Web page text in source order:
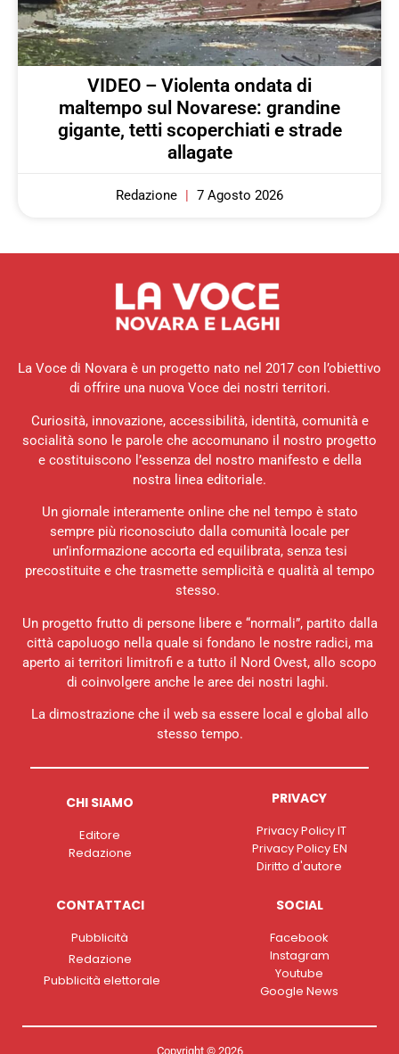
VIDEO – Violenta ondata di
maltempo sul Novarese: grandine
gigante, tetti scoperchiati e strade
allagate
Redazione 7 Agosto 2026
La Voce di Novara è un progetto nato nel 2017 con l’obiettivo
di offrire una nuova Voce dei nostri territori.
Curiosità, innovazione, accessibilità, identità, comunità e
socialità sono le parole che accomunano il nostro progetto
e costituiscono l’essenza del nostro manifesto e della
nostra linea editoriale.
Un giornale interamente online che nel tempo è stato
sempre più riconosciuto dalla comunità locale per
un’informazione accorta ed equilibrata, senza tesi
precostituite e che trasmette semplicità e qualità al tempo
stesso.
Un progetto frutto di persone libere e “normali”, partito dalla
città capoluogo nella quale si fondano le nostre radici, ma
aperto ai territori limitrofi e a tutto il Nord Ovest, allo scopo
di coinvolgere anche le aree dei nostri laghi.
La dimostrazione che il web sa essere local e global allo
stesso tempo.
CHI SIAMO
Editore
Redazione
PRIVACY
Privacy Policy IT
Privacy Policy EN
Diritto d'autore
CONTATTACI
Pubblicità
Redazione
Pubblicità elettorale
SOCIAL
Facebook
Instagram
Youtube
Google News
Copyright © 2026